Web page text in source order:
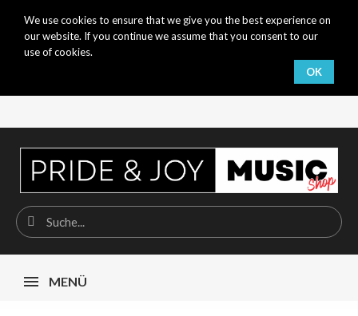
We use cookies to ensure that we give you the best experience on
our website. If you continue we assume that you consent to our
use of cookies.
OK
MENÜ